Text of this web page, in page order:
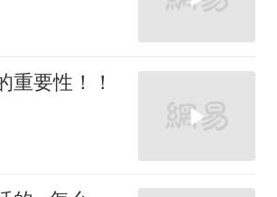
重要性！！